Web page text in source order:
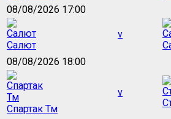
08/08/2026 17:00
Салют
v
08/08/2026 18:00
Спартак Тм
v